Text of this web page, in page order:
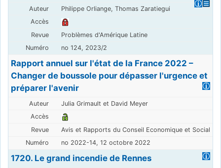
Philippe Orliange, Thomas Zaratiegui
Problèmes d'Amérique Latine
no 124, 2023/2
Rapport annuel sur l'état de la France 2022 –
Changer de boussole pour dépasser l'urgence et
préparer l'avenir
Julia Grimault et David Meyer
Avis et Rapports du Conseil Economique et Social
no 2022-14, 12 octobre 2022
1720. Le grand incendie de Rennes